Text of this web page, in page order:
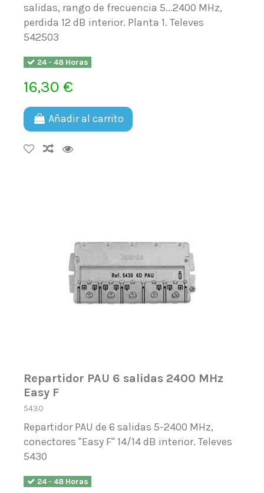
salidas, rango de frecuencia 5...2400 MHz,
perdida 12 dB interior. Planta 1. Televes
542503
24 - 48 Horas
16,30 €
Añadir al carrito
Repartidor PAU 6 salidas 2400 MHz
Easy F
5430
Repartidor PAU de 6 salidas 5-2400 MHz,
conectores "Easy F" 14/14 dB interior. Televes
5430
24 - 48 Horas